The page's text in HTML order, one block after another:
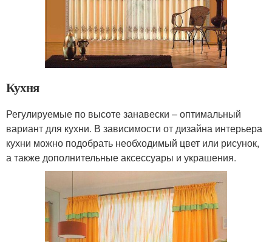
Кухня
Регулируемые по высоте занавески – оптимальный
вариант для кухни. В зависимости от дизайна интерьера
кухни можно подобрать необходимый цвет или рисунок,
а также дополнительные аксессуары и украшения.